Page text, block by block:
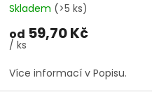
Skladem (>5 ks)
od 59,70 Kč
/ ks
Více informací v Popisu.